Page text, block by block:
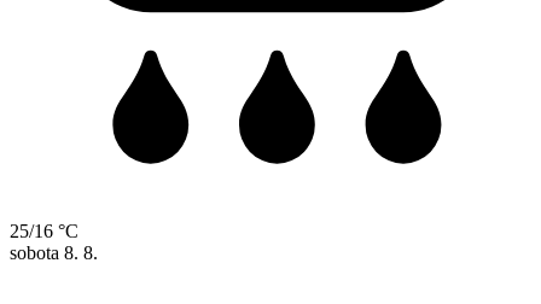
25/16 °C
sobota 8. 8.